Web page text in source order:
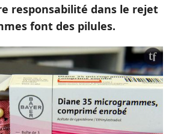
responsabilité dans le rejet
font des pilules.